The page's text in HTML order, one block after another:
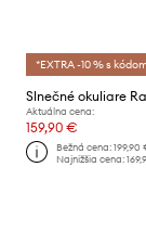
*EXTRA -10 % s
Aktuálna cena:
159,90 €
Bežná cena:199,90
Najnižšia cena: